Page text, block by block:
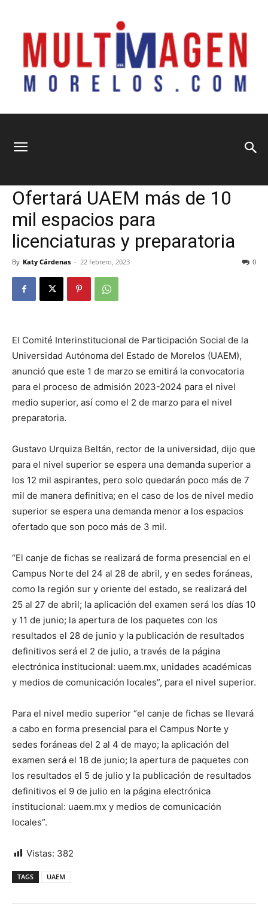
Morelos
Ofertará UAEM más de 10
mil espacios para
licenciaturas y preparatoria
By Katy Cárdenas - 22 febrero, 2023 0
El Comité Interinstitucional de Participación Social de la
Universidad Autónoma del Estado de Morelos (UAEM),
anunció que este 1 de marzo se emitirá la convocatoria
para el proceso de admisión 2023-2024 para el nivel
medio superior, así como el 2 de marzo para el nivel
preparatoria.
Gustavo Urquiza Beltán, rector de la universidad, dijo que
para el nivel superior se espera una demanda superior a
los 12 mil aspirantes, pero solo quedarán poco más de 7
mil de manera definitiva; en el caso de los de nivel medio
superior se espera una demanda menor a los espacios
ofertado que son poco más de 3 mil.
“El canje de fichas se realizará de forma presencial en el
Campus Norte del 24 al 28 de abril, y en sedes foráneas,
como la región sur y oriente del estado, se realizará del
25 al 27 de abril; la aplicación del examen será los días 10
y 11 de junio; la apertura de los paquetes con los
resultados el 28 de junio y la publicación de resultados
definitivos será el 2 de julio, a través de la página
electrónica institucional: uaem.mx, unidades académicas
y medios de comunicación locales”, para el nivel superior.
Para el nivel medio superior “el canje de fichas se llevará
a cabo en forma presencial para el Campus Norte y
sedes foráneas del 2 al 4 de mayo; la aplicación del
examen será el 18 de junio; la apertura de paquetes con
los resultados el 5 de julio y la publicación de resultados
definitivos el 9 de julio en la página electrónica
institucional: uaem.mx y medios de comunicación
locales”.
Vistas: 382
TAGS UAEM